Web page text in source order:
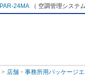
PAR-24MA （ 空調管理システ
店舗・事務所用パッケージ